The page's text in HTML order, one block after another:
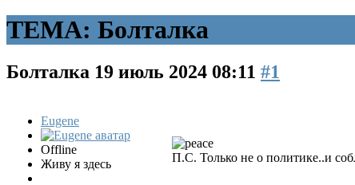
ТЕМА: Болталка
Болталка 19 июль 2024 08:11 #1
Eugene
Offline
Живу я здесь
П.С. Только не о политике..и